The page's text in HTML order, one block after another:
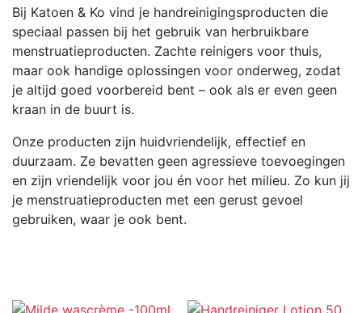
Bij Katoen & Ko vind je handreinigingsproducten die
speciaal passen bij het gebruik van herbruikbare
menstruatieproducten. Zachte reinigers voor thuis,
maar ook handige oplossingen voor onderweg, zodat
je altijd goed voorbereid bent – ook als er even geen
kraan in de buurt is.
Onze producten zijn huidvriendelijk, effectief en
duurzaam. Ze bevatten geen agressieve toevoegingen
en zijn vriendelijk voor jou én voor het milieu. Zo kun jij
je menstruatieproducten met een gerust gevoel
gebruiken, waar je ook bent.